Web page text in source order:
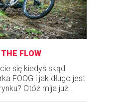
FLOW
się kiedyś skąd
FOOG i jak długo jest
Otóż mija już...